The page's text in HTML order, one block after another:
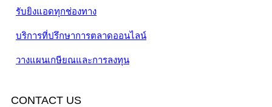
รับยิงแอดทุกช่องทาง
บริการที่ปรึกษาการตลาดออนไลน์
วางแผนเกษียณและการลงทุน
CONTACT US